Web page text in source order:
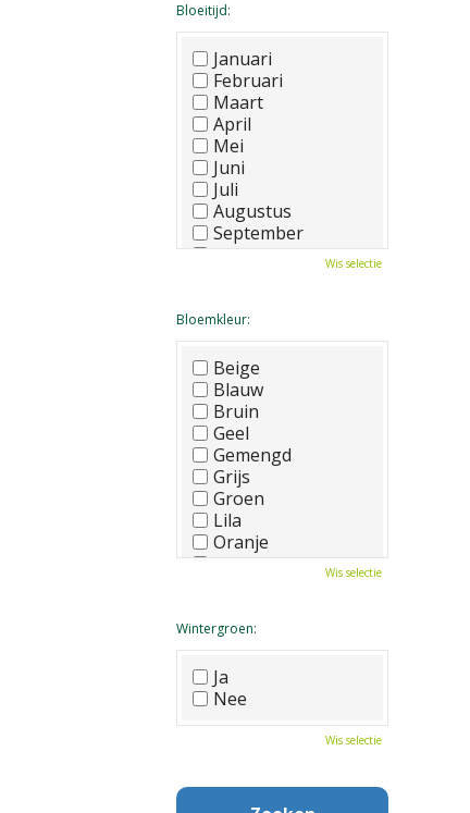
Bloeitijd:
Januari
Februari
Maart
April
Mei
Juni
Juli
Augustus
September
Oktober
Wis selectie
Bloemkleur:
Beige
Blauw
Bruin
Geel
Gemengd
Grijs
Groen
Lila
Oranje
Paars
Wit
Zwart
Wis selectie
Wintergroen:
Ja
Nee
Wis selectie